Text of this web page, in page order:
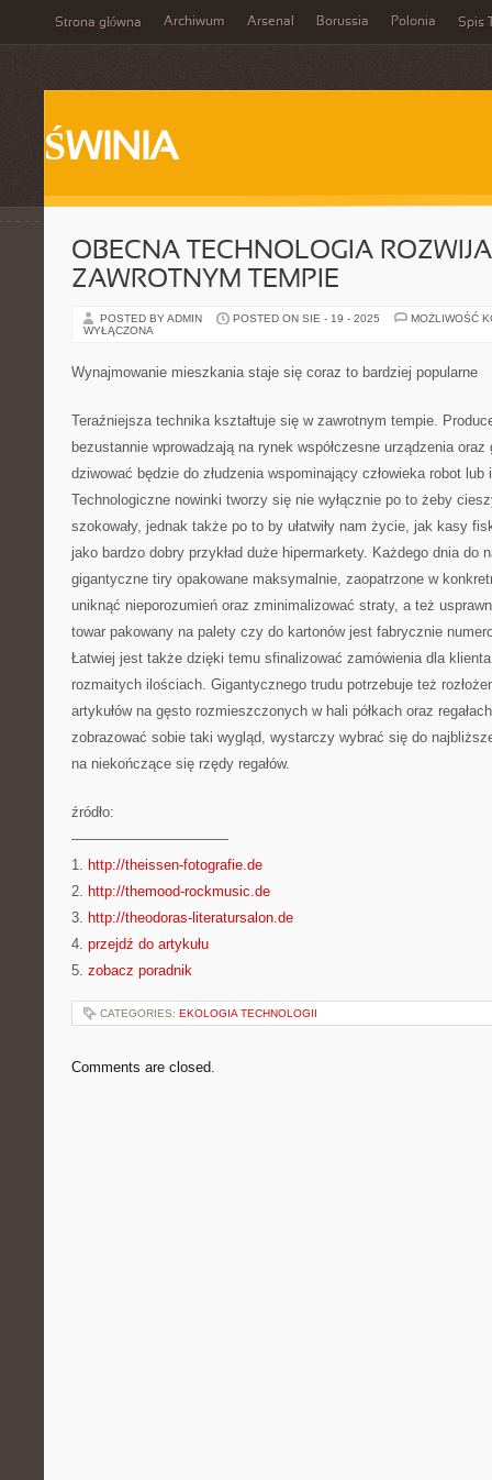
Strona główna Archiwum Arsenal Borussia Polonia Spis
ŚWINIA
OBECNA TECHNOLOGIA
ZAWROTNYM TEMPIE
POSTED BY ADMIN POSTED ON SIE - 19 - 2025
MOŻLIWOŚĆ
WYŁĄCZONA
Wynajmowanie mieszkania staje się coraz to bardziej popularne
Teraźniejsza technika kształtuje się w zawrotnym tempie.
bezustannie wprowadzają na rynek współczesne urządzenia oraz
dziwować będzie do złudzenia wspominający człowieka robot
Technologiczne nowinki tworzy się nie wyłącznie po to żeby
szokowały, jednak także po to by ułatwiły nam życie, jak kasy
jako bardzo dobry przykład duże hipermarkety. Każdego dnia do
gigantyczne tiry opakowane maksymalnie, zaopatrzone w
uniknąć nieporozumień oraz zminimalizować straty, a też
towar pakowany na palety czy do kartonów jest fabrycznie
Łatwiej jest także dzięki temu sfinalizować zamówienia dla
rozmaitych ilościach. Gigantycznego trudu potrzebuje też
artykułów na gęsto rozmieszczonych w hali półkach oraz
zobrazować sobie taki wygląd, wystarczy wybrać się do
na niekończące się rzędy regałów.
źródło:
———————————
1. http://theissen-fotografie.de
2. http://themood-rockmusic.de
3. http://theodoras-literatursalon.de
4. przejdź do artykułu
5. zobacz poradnik
CATEGORIES: EKOLOGIA TECHNOLOGII
Comments are closed.